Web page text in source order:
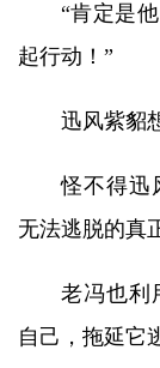
“肯定是
起行动！”
迅风紫貂
怪不得迅
无法逃脱的真
老冯也利
自己，拖延它